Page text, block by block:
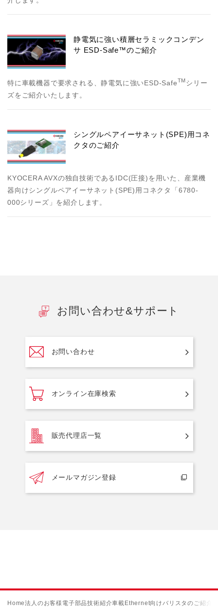
静電気に強い積層セラミックコンデン
サ ESD-Safe™のご紹介
特に車載機器で要求される、静電気に強いESD-SafeTM シリー
ズをご紹介いたします。
シングルペアイーサネット(SPE)用コネ
クタのご紹介
KYOCERA AVXの独自技術であるIDC(圧接)を用いた、産業機
器向けシングルペアイーサネット(SPE)用コネクタ「6780-
000シリーズ」を紹介します。
お問い合わせ&サポート
お問い合わせ
オンライン在庫検索
販売代理店一覧
メールマガジン登録
Home法人のお客様 電子部品技術紹介車載Ethernet向けバリスタのご紹介